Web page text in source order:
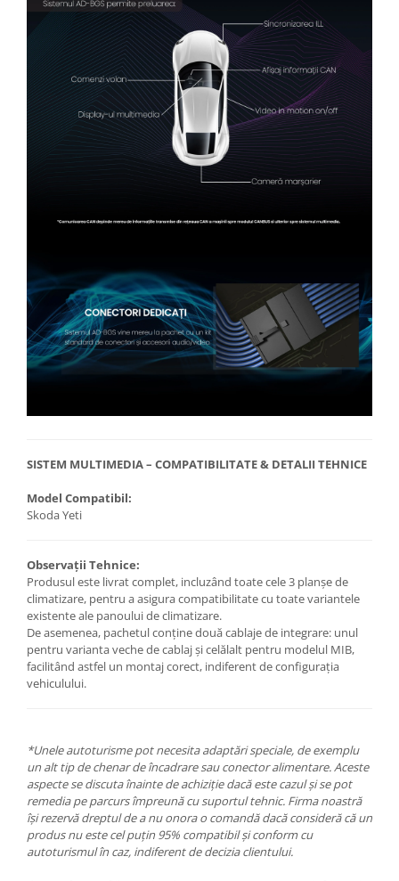
SISTEM MULTIMEDIA – COMPATIBILITATE & DETALII TEHNICE
Model Compatibil:
Skoda Yeti
Observații Tehnice:
Produsul este livrat complet, incluzând toate cele 3 planșe de
climatizare, pentru a asigura compatibilitate cu toate variantele
existente ale panoului de climatizare.
De asemenea, pachetul conține două cablaje de integrare: unul
pentru varianta veche de cablaj și celălalt pentru modelul MIB,
facilitând astfel un montaj corect, indiferent de configurația
vehiculului.
*Unele autoturisme pot necesita adaptări speciale, de exemplu
un alt tip de chenar de încadrare sau conector alimentare. Aceste
aspecte se discuta înainte de achiziție dacă este cazul și se pot
remedia pe parcurs împreună cu suportul tehnic. Firma noastră
își rezervă dreptul de a nu onora o comandă dacă consideră că un
produs nu este cel puțin 95% compatibil și conform cu
autoturismul în caz, indiferent de decizia clientului.